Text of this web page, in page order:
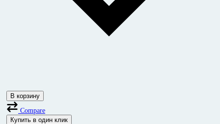
В корзину
Compare
Купить в один клик